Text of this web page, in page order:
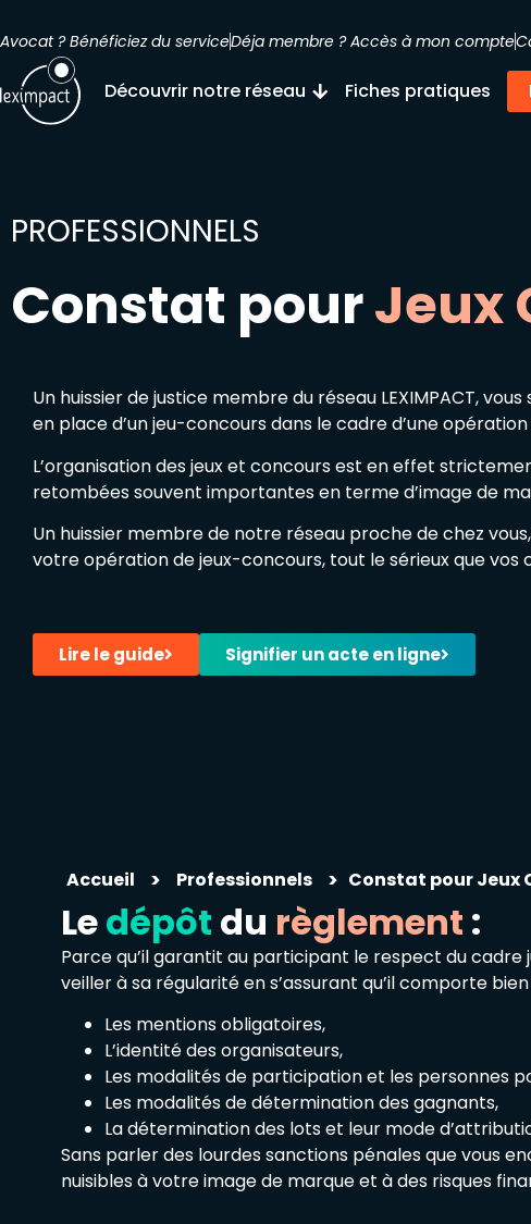
Avocat ? Bénéficiez du serviceDéja membre ? Accès à mon compte
Découvrir notre réseau Fiches pratiques
PROFESSIONNELS
Constat pourJeux
Un huissier de justice membre du réseau LEXIMPACT,
en place d’un jeu-concours dans le cadre d’une
L’organisation des jeux et concours est en effet
retombées souvent importantes en terme d’image de
Un huissier membre de notre réseau proche de chez
votre opération de jeux-concours, tout le sérieux que vos
Lire le guide Signifier un acte en ligne
Accueil > Professionnels > Constat pourJeux
Ledépôt du règlement :
Parce qu’il garantit au participant le respect du
veiller à sa régularité en s’assurant qu’il comporte bien
Les mentions obligatoires,
L’identité des organisateurs,
Les modalités de participation et les personnes
Les modalités de détermination des gagnants,
La détermination des lots et leur mode
Sans parler des lourdes sanctions pénales que vous
nuisibles à votre image de marque et à des risques